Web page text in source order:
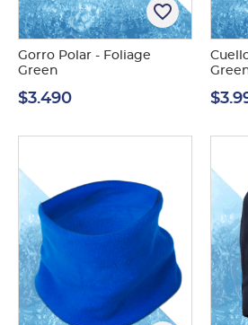
favorite_border
Gorro Polar - Foliage
Green
$3.490